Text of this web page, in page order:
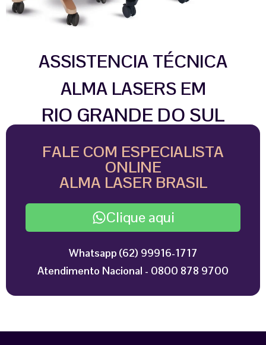
ASSISTENCIA TÉCNICA
ALMA LASERS EM
RIO GRANDE DO SUL
FALE COM ESPECIALISTA
ONLINE
ALMA LASER BRASIL
Clique aqui
Whatsapp (62) 99916-1717
Atendimento Nacional - 0800 878 9700